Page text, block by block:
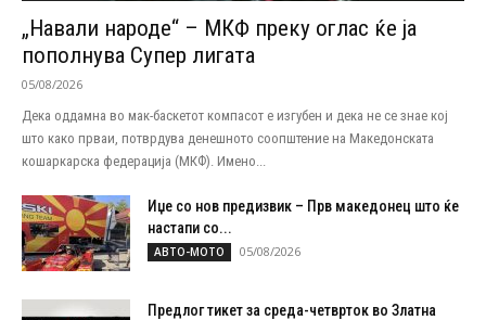
„Навали народе“ – МКФ преку оглас ќе ја
пополнува Супер лигата
05/08/2026
Дека оддамна во мак-баскетот компасот е изгубен и дека не се знае кој
што како прваи, потврдува денешното соопштение на Македонската
кошаркарска федерација (МКФ). Имено...
Иџе со нов предизвик – Прв македонец што ќе
настапи со...
АВТО-МОТО 05/08/2026
Предлог тикет за среда-четврток во Златна